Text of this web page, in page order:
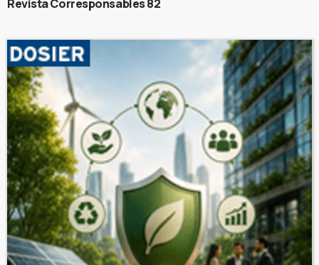
Revista Corresponsables 82